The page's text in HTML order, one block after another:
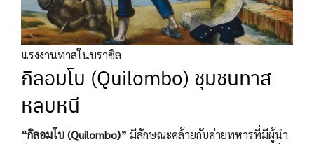
แรงงานทาสในบราซิล
กิลอมโบ (Quilombo) ชุมชนทาส
หลบหนี
“กิลอมโบ (Quilombo)” มีลักษณะคล้ายกับค่ายทหารที่มีผู้นำ